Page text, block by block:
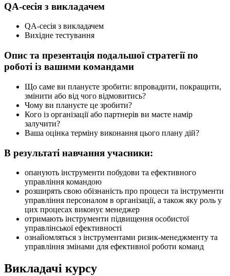
QA-сесія з викладачем
QA-сесія з викладачем
Вихідне тестування
Опис та презентація подальшої стратегії по
роботі із вашими командами
Що саме ви плануєте зробити: впровадити, покращити,
змінити або від чого відмовитись?
Чому ви плануєте це зробити?
Кого із організації або партнерів ви маєте намір
залучити?
Ваша оцінка терміну виконання цього плану дій?
В результаті навчання учасники:
опанують інструменти побудови та ефективного
управління командою
розширять свою обізнаність про процеси та інструменти
управління персоналом в організації, а також яку роль у
цих процесах виконує менеджер
отримають інструменти підвищення особистої
управлінської ефективності
ознайомляться з інструментами ризик-менеджменту та
управління змінами для ефективної роботи команд
Викладачі курсу